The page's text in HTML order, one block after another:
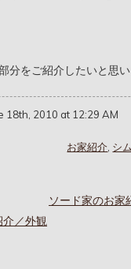
分をご紹介したいと思い
18th, 2010 at 12:29 AM
お家紹介 シ
ソード家のお家
介／外観